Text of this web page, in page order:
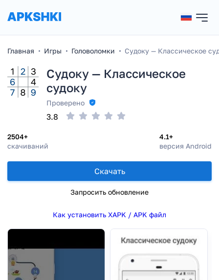
Главная Игры Головоломки Судоку — Классическое
Судоку — Классическое
судоку
Проверено
2504+
скачиваний
4.1+
версия Android
3.8
Скачать
Запросить обновление
Как установить XAPK / APK файл